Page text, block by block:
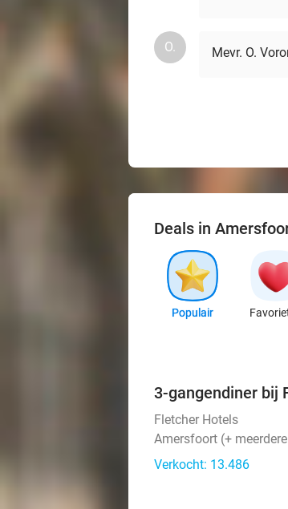
О. Mevr. О.
Deals in
Populair
3-gangendiner bij
Fletcher Hotels
Amersfoort (+
Verkocht: 13.486